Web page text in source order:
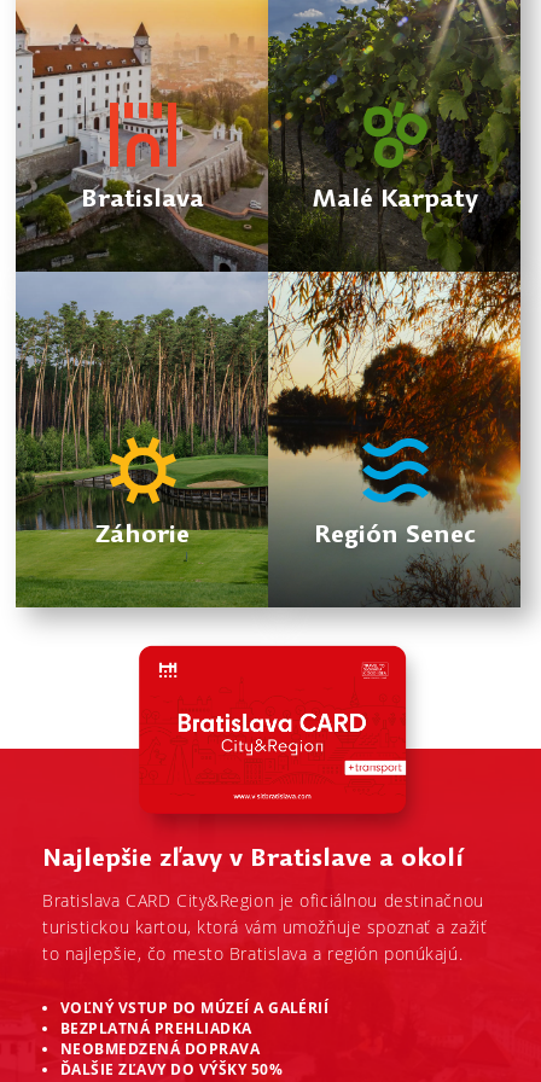
Bratislava Malé Karpaty
Záhorie Región Senec
Najlepšie zľavy v Bratislave a okolí
Bratislava CARD City&Region je oficiálnou destinačnou
turistickou kartou, ktorá vám umožňuje spoznať a zažiť
to najlepšie, čo mesto Bratislava a región ponúkajú.
VOĽNÝ VSTUP DO MÚZEÍ A GALÉRIÍ
BEZPLATNÁ PREHLIADKA
NEOBMEDZENÁ DOPRAVA
ĎALŠIE ZĽAVY DO VÝŠKY 50%